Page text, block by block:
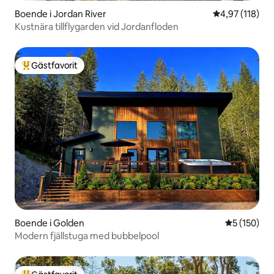
Boende i Jordan River 4,97 av 5 i
4,97 (118)
Kustnära tillflygarden vid Jordanfloden
Populär gästfavorit
Gästfavorit
Boende i Golden 5 av 5 i
5 (150)
Modern fjällstuga med bubbelpool